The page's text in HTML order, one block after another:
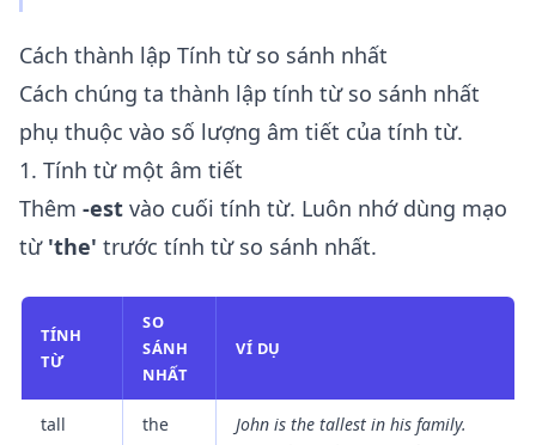
Cách thành lập Tính từ so sánh nhất
Cách chúng ta thành lập tính từ so sánh nhất
phụ thuộc vào số lượng âm tiết của tính từ.
1. Tính từ một âm tiết
Thêm -est vào cuối tính từ. Luôn nhớ dùng mạo
từ 'the' trước tính từ so sánh nhất.
TÍNH
TỪ
SO
SÁNH
NHẤT
VÍ DỤ
tall
the
John is the tallest in his family.